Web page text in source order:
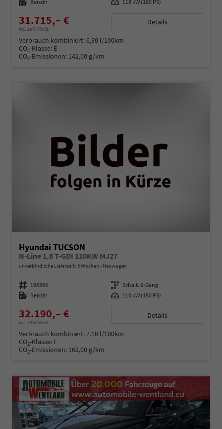
Kraftstoff Benzin Leistung 118 kW (160 PS)
31.715,– €
incl. 19% MwSt.
Details
Verbrauch kombiniert:6,30 l/100km
CO2-Klasse: E
CO2-Emissionen: 142,00 g/km
Hyundai TUCSON
N-Line 1,6 T-GDI 110KW MJ27
unverbindliche Lieferzeit: 9 Wochen Neuwagen
Fahrzeugnummer 193395 Getriebe Schalt. 6-Gang
Kraftstoff Benzin Leistung 110 kW (150 PS)
32.190,– €
incl. 19% MwSt.
Details
Verbrauch kombiniert:7,10 l/100km
CO2-Klasse: F
CO2-Emissionen: 162,00 g/km